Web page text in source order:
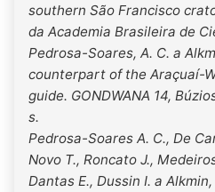
southern São Francisco
da Academia Brasileira de
Pedrosa-Soares, A. C. a
counterpart of the Araçuaí-
guide. GONDWANA 14,
s.
Pedrosa-Soares A. C., De
Novo T., Roncato J.,
Dantas E., Dussin I. a